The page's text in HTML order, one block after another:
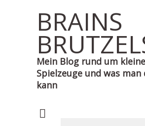
BRAINS
Mein Blog rund um
Spielzeuge und was
kann